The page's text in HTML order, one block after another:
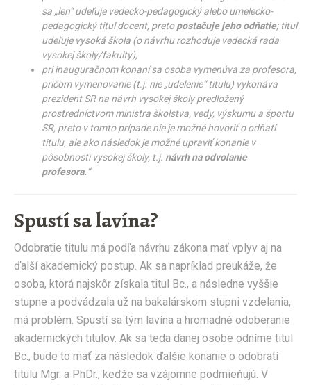
sa „len“ udeľuje vedecko-pedagogický alebo umelecko-
pedagogický titul docent, pretopostačuje jeho odňatie; titul
udeľuje vysoká škola (o návrhu rozhoduje vedecká rada
vysokej školy/fakulty),
pri inauguračnom konaní sa osoba vymenúva za profesora,
pričom vymenovanie (t.j. nie „udelenie“ titulu) vykonáva
prezident SR na návrh vysokej školy predložený
prostredníctvom ministra školstva, vedy, výskumu a športu
SR, preto v tomto prípade nie je možné hovoriť o odňatí
titulu, ale ako následok je možné upraviť konanie v
pôsobnosti vysokej školy, t.j. návrh na odvolanie
profesora.“
Spustí sa lavína?
Odobratie titulu má podľa návrhu zákona mať vplyv aj na
ďalší akademický postup. Ak sa napríklad preukáže, že
osoba, ktorá najskôr získala titul Bc., a následne vyššie
stupne a podvádzala už na bakalárskom stupni vzdelania,
má problém. Spustí sa tým lavína a hromadné odoberanie
akademických titulov. Ak sa teda danej osobe odníme titul
Bc., bude to mať za následok ďalšie konanie o odobratí
titulu Mgr. a PhDr., keďže sa vzájomne podmieňujú. V